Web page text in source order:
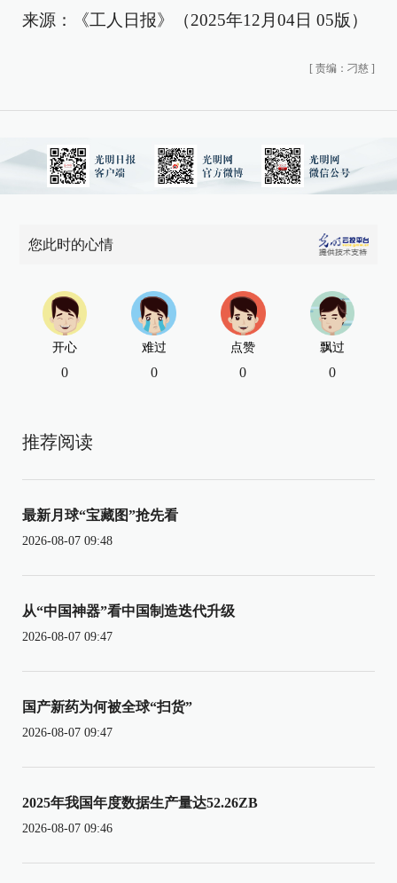
来源：《工人日报》（2025年12月04日 05版）
[ 责编：刁慈 ]
您此时的心情
开心
0
难过
0
点赞
0
飘过
0
推荐阅读
最新月球“宝藏图”抢先看
2026-08-07 09:48
从“中国神器”看中国制造迭代升级
2026-08-07 09:47
国产新药为何被全球“扫货”
2026-08-07 09:47
2025年我国年度数据生产量达52.26ZB
2026-08-07 09:46